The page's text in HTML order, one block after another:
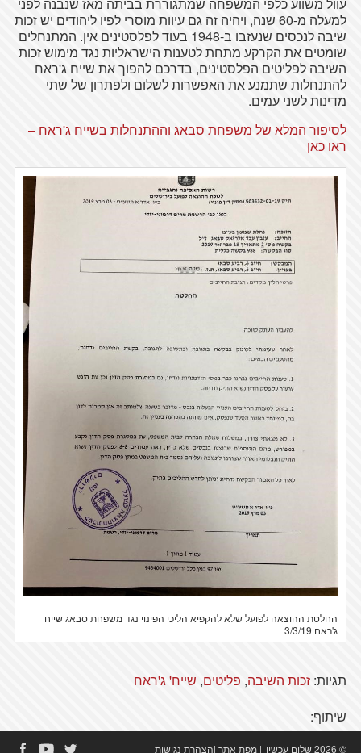
למעלה מ-60 שנה, ויהיה זה גם עיוות מוסרי לפיו ליהודים יש זכות
שיבה לנכסים שנעזבו ב-1948 בעוד לפלסטינים אין. המתנחלים
שומטים את הקרקע מתחת לטענות הישראליות נגד מימוש זכות
השיבה לפליטים הפלסטינים, בדרכם להפוך את שייח ג'ראח
להתנחלות שתמנע את האפשרות לשלום ולפתרון של שתי
מדינות לשני עמים.
לסיפור המלא של משפחת סבאג וההתנחלות בשייח ג'ראח –
ראו כאן
החלטת ההוצאה לפועל שלא להקפיא הליכי הפינוי נגד משפחת סבאג שייח
ג'ראח 3/3/19
תגיות: זכות השיבה, פליטים, שייח' ג'ראח
שיתוף:
© 2026 שלום עכשיו | מפת אתר|הצהרת נגישות